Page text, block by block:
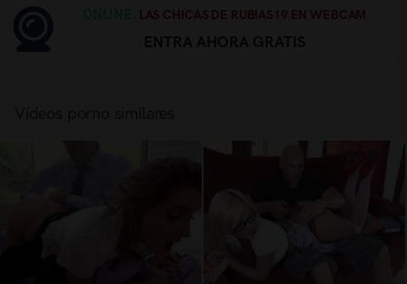
ONLINE. LAS CHICAS DE RUBIAS19 EN WEBCAM